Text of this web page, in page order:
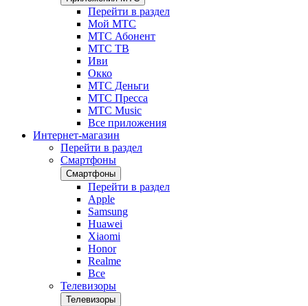
Перейти в раздел
Мой МТС
МТС Абонент
МТС ТВ
Иви
Окко
МТС Деньги
МТС Пресса
МТС Music
Все приложения
Интернет-магазин
Перейти в раздел
Смартфоны
Смартфоны
Перейти в раздел
Apple
Samsung
Huawei
Xiaomi
Honor
Realme
Все
Телевизоры
Телевизоры